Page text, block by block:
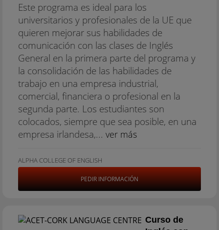
Este programa es ideal para los
universitarios y profesionales de la UE que
quieren mejorar sus habilidades de
comunicación con las clases de Inglés
General en la primera parte del programa y
la consolidación de las habilidades de
trabajo en una empresa industrial,
comercial, financiera o profesional en la
segunda parte. Los estudiantes son
colocados, siempre que sea posible, en una
empresa irlandesa,... ver más
ALPHA COLLEGE OF ENGLISH
PEDIR INFORMACIÓN
Curso de